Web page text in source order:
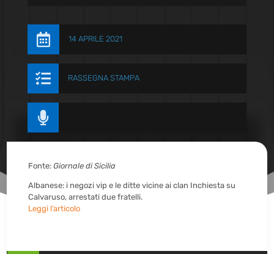
 14 APRILE 2021
 RASSEGNA STAMPA

Fonte:Giornale di Sicilia
Albanese: i negozi vip e le ditte vicine ai clan Inchiesta su
Calvaruso, arrestati due fratelli.
Leggi l’articolo